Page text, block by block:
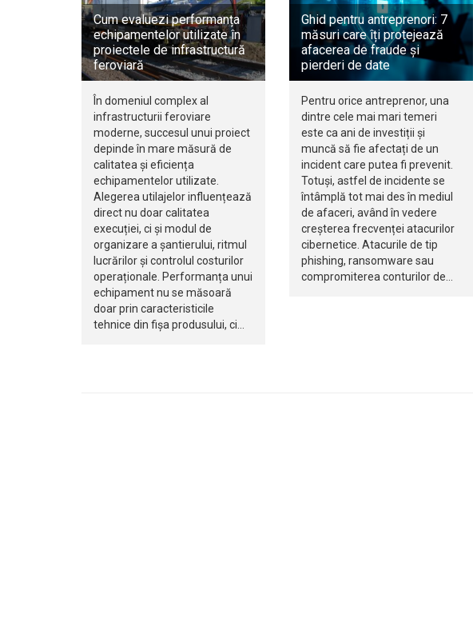
Cum evaluezi performanța
echipamentelor utilizate în
proiectele de infrastructură
feroviară
În domeniul complex al
infrastructurii feroviare
moderne, succesul unui proiect
depinde în mare măsură de
calitatea și eficiența
echipamentelor utilizate.
Alegerea utilajelor influențează
direct nu doar calitatea
execuției, ci și modul de
organizare a șantierului, ritmul
lucrărilor și controlul costurilor
operaționale. Performanța unui
echipament nu se măsoară
doar prin caracteristicile
tehnice din fișa produsului, ci…
Ghid pentru antreprenori: 7
măsuri care îți protejează
afacerea de fraude și
pierderi de date
Pentru orice antreprenor, una
dintre cele mai mari temeri
este ca ani de investiții și
muncă să fie afectați de un
incident care putea fi prevenit.
Totuși, astfel de incidente se
întâmplă tot mai des în mediul
de afaceri, având în vedere
creșterea frecvenței atacurilor
cibernetice. Atacurile de tip
phishing, ransomware sau
compromiterea conturilor de…